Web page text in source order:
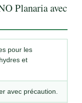
Planaria avec
pour les
et
avec précaution.